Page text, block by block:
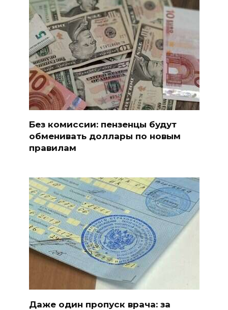
Без комиссии: пензенцы будут
обменивать доллары по новым
правилам
Даже один пропуск врача: за